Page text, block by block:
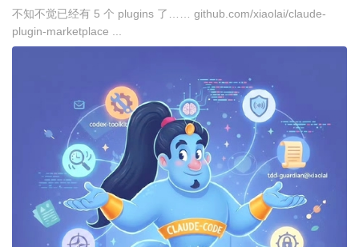
不知不觉已经有 5 个 plugins 了…… github.com/xiaolai/claude-
plugin-marketplace ​​​ ...